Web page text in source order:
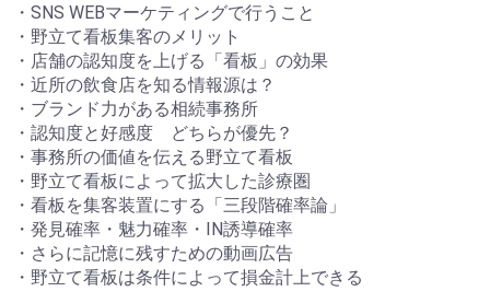
・SNS WEBマーケティングで行うこと
・野立て看板集客のメリット
・店舗の認知度を上げる「看板」の効果
・近所の飲食店を知る情報源は？
・ブランド力がある相続事務所
・認知度と好感度 どちらが優先？
・事務所の価値を伝える野立て看板
・野立て看板によって拡大した診療圏
・看板を集客装置にする「三段階確率論」
・発見確率・魅力確率・IN誘導確率
・さらに記憶に残すための動画広告
・野立て看板は条件によって損金計上できる